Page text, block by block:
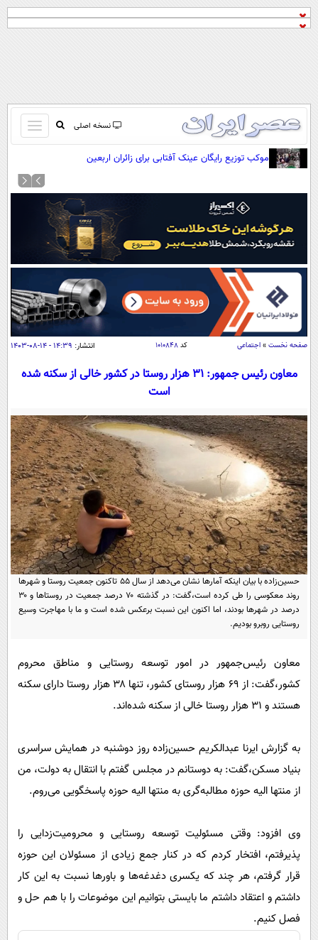
نسخه اصلی
باز
و
کردن
صفحه اول
آرشیو
نظرسنجی
آب و هوا
اوقات شرعی
سواد زندگی
اقتصاد
اقتصادی
خودرو
جامعه
اجتماعی
حوادث
سلامت
یک برش دانایی
محیط زیست
سفر و تفریح
ورزشی
بین الملل
سیاست خارجی
فرهنگ و هنر
علم و دانش
فناوری و It
علمی
اخبار کریپتو
قرآن
گوناگون
سرگرمی
باشگاه مغز
مجله تصویری سلاح
فیلم
اقتصاد
ورزش
سیاست
فناوری
محیط زیست
سلامت
فرهنگی
اجتماعی
حیات وحش
سیاست خارجی
عصر ایران 2
خواندنی ها و دیدنی ها
داستان کوتاه
روانشناسی
آشپزی
آموزش زبان
موکب توزیع رایگان عینک آفتابی برای زائران اربعین
صفحه نخست » اجتماعی کد ۱۰۱۰۸۴۸ انتشار: ۱۴:۳۹ - ۱۴-۰۸-۱۴۰۳
معاون رئیس جمهور: ۳۱ هزار روستا در کشور خالی از سکنه شده
است
حسین‌زاده با بیان اینکه آمارها نشان می‌دهد از سال ۵۵ تاکنون جمعیت روستا و شهرها
روند معکوسی را طی کرده است،گفت: در گذشته ۷۰ درصد جمعیت در روستاها و ۳۰
درصد در شهرها بودند، اما اکنون این نسبت برعکس شده است و ما با مهاجرت وسیع
روستایی روبرو بودیم.
معاون رئیس‌جمهور در امور توسعه روستایی و مناطق محروم
کشور،گفت: از ۶۹ هزار روستای کشور، تنها ۳۸ هزار روستا دارای سکنه
هستند و ۳۱ هزار روستا خالی از سکنه شده‌اند.
به گزارش ایرنا عبدالکریم حسین‌زاده روز دوشنبه در همایش سراسری
بنیاد مسکن،گفت: به دوستانم در مجلس گفتم با انتقال به دولت، من
از منتها الیه حوزه مطالبه‌گری به منتها الیه حوزه پاسخگویی می‌روم.
وی افزود: وقتی مسئولیت توسعه روستایی و محرومیت‌زدایی را
پذیرفتم، افتخار کردم که در کنار جمع زیادی از مسئولان این حوزه
قرار گرفتم، هر چند که یکسری دغدغه‌ها و باورها نسبت به این کار
داشتم و اعتقاد داشتم ما بایستی بتوانیم این موضوعات را با هم حل و
فصل کنیم.